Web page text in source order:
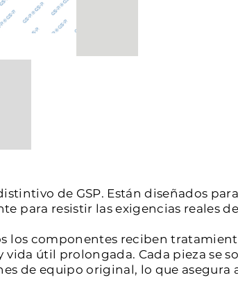
de GSP. Están diseñados
para resistir las exigencias reales
los componentes reciben
vida útil prolongada. Cada pieza se
de equipo original, lo que